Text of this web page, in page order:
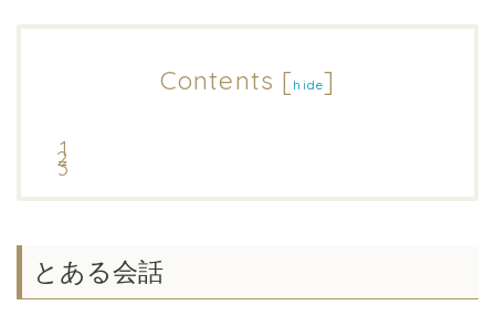
Contents [ hide]
とある会話